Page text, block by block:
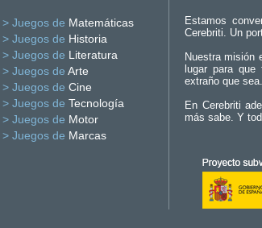
> Juegos de Matemáticas
> Juegos de Historia
> Juegos de Literatura
> Juegos de Arte
> Juegos de Cine
> Juegos de Tecnología
> Juegos de Motor
> Juegos de Marcas
Estamos
Cerebriti. Un
Nuestra misión
lugar para
extraño que sea.
En Cerebriti
más sabe. Y